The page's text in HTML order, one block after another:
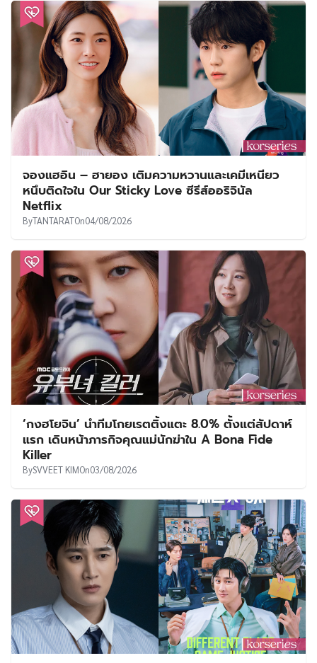
จองแฮอิน – ฮายอง เติมความหวานและเคมีเหนียว
หนึบติดใจใน Our Sticky Love ซีรีส์ออริจินัล
Netflix
ByTANTARATOn04/08/2026
‘กงฮโยจิน’ นำทีมโกยเรตติ้งแตะ 8.0% ตั้งแต่สัปดาห์
แรก เดินหน้าภารกิจคุณแม่นักฆ่าใน A Bona Fide
Killer
BySVVEET KIMOn03/08/2026